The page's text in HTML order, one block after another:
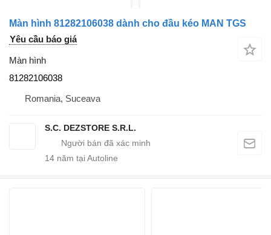
Màn hình 81282106038 dành cho đầu kéo MAN TGS
Yêu cầu báo giá
Màn hình
81282106038
Romania, Suceava
S.C. DEZSTORE S.R.L.
14 năm tại Autoline